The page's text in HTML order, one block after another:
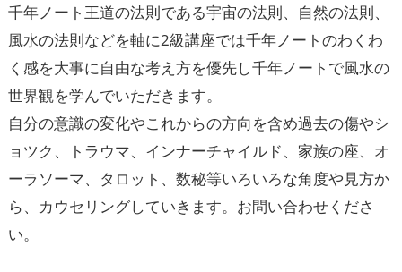
千年ノート王道の法則である宇宙の法則、自然の法則、
風水の法則などを軸に2級講座では千年ノートのわくわ
く感を大事に自由な考え方を優先し千年ノートで風水の
世界観を学んでいただきます。
自分の意識の変化やこれからの方向を含め過去の傷やシ
ョツク、トラウマ、インナーチャイルド、家族の座、オ
ーラソーマ、タロット、数秘等いろいろな角度や見方か
ら、カウセリングしていきます。お問い合わせくださ
い。